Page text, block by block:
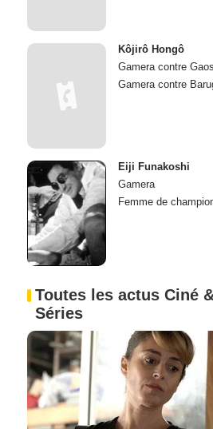
Kôjirô Hongô
Gamera contre Gaos
Gamera contre
Eiji Funakoshi
Gamera
Femme de
Toutes les actus Ciné
Séries